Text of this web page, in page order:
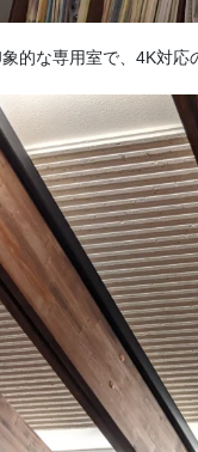
的な専用室で、4K対